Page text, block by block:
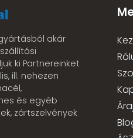
akár
ki Partnereinket
ill. nehezen
és egyéb
zártszelvények